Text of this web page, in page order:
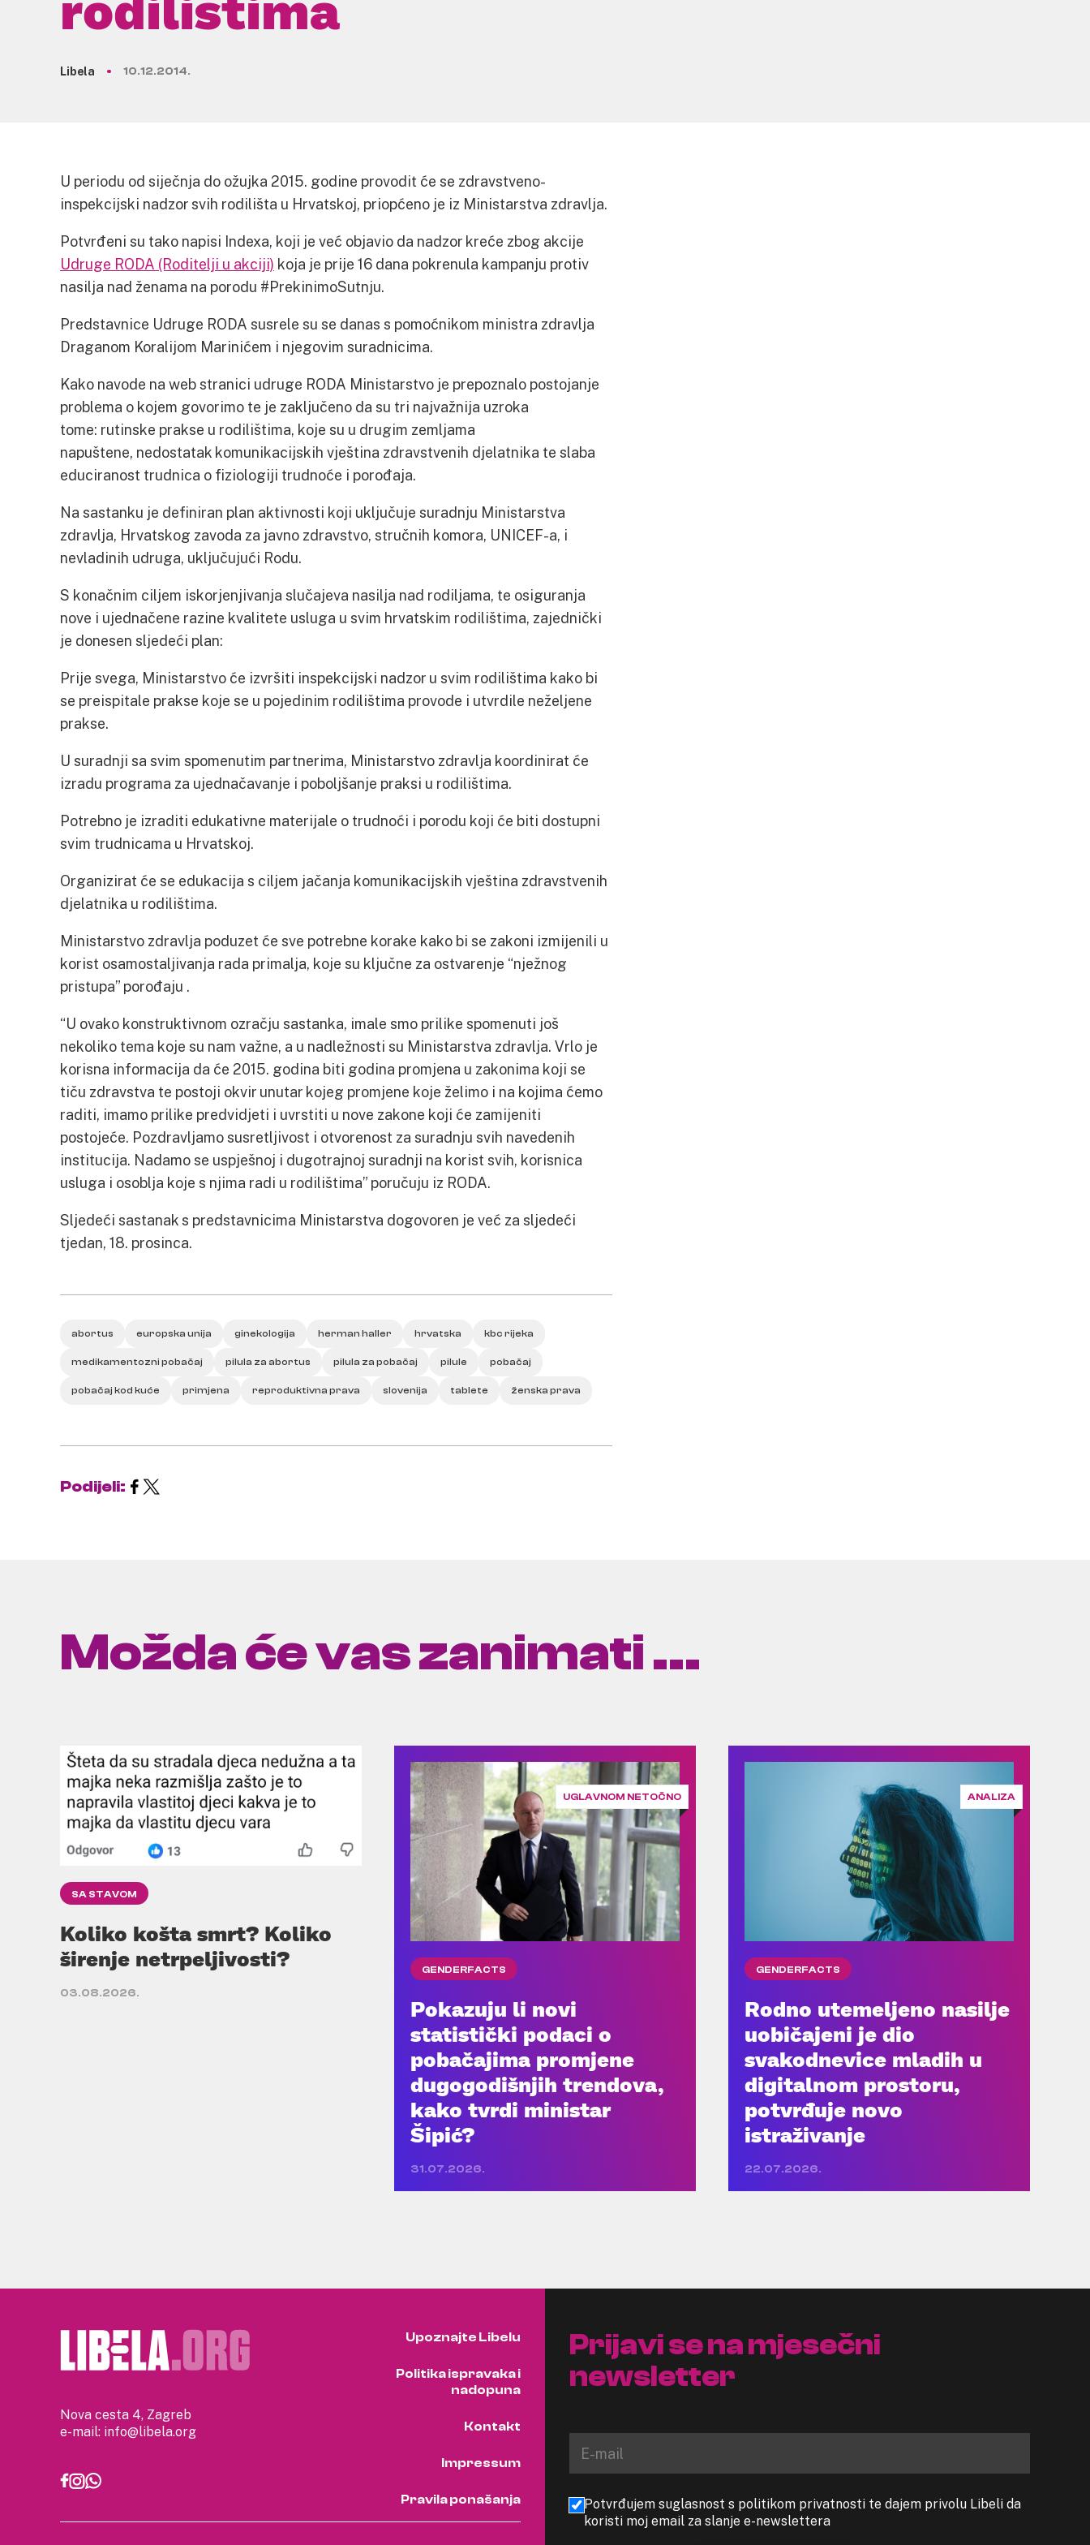
Libela 10.12.2014.
U periodu od siječnja do ožujka 2015. godine provodit će se zdravstveno-
inspekcijski nadzor svih rodilišta u Hrvatskoj, priopćeno je iz Ministarstva zdravlja.
Potvrđeni su tako napisi Indexa, koji je već objavio da nadzor kreće zbog akcije
Udruge RODA (Roditelji u akciji) koja je prije 16 dana pokrenula kampanju protiv
nasilja nad ženama na porodu #‪‎PrekinimoSutnju‬.
Predstavnice Udruge RODA susrele su se danas s pomoćnikom ministra zdravlja
Draganom Koralijom Marinićem i njegovim suradnicima.
Kako navode na web stranici udruge RODA Ministarstvo je prepoznalo postojanje
problema o kojem govorimo te je zaključeno da su tri najvažnija uzroka
tome: rutinske prakse u rodilištima, koje su u drugim zemljama
napuštene, nedostatak komunikacijskih vještina zdravstvenih djelatnika te slaba
educiranost trudnica o fiziologiji trudnoće i porođaja.
Na sastanku je definiran plan aktivnosti koji uključuje suradnju Ministarstva
zdravlja, Hrvatskog zavoda za javno zdravstvo, stručnih komora, UNICEF-a, i
nevladinih udruga, uključujući Rodu.
S konačnim ciljem iskorjenjivanja slučajeva nasilja nad rodiljama, te osiguranja
nove i ujednačene razine kvalitete usluga u svim hrvatskim rodilištima, zajednički
je donesen sljedeći plan:
Prije svega, Ministarstvo će izvršiti inspekcijski nadzor u svim rodilištima kako bi
se preispitale prakse koje se u pojedinim rodilištima provode i utvrdile neželjene
prakse.
U suradnji sa svim spomenutim partnerima, Ministarstvo zdravlja koordinirat će
izradu programa za ujednačavanje i poboljšanje praksi u rodilištima.
Potrebno je izraditi edukativne materijale o trudnoći i porodu koji će biti dostupni
svim trudnicama u Hrvatskoj.
Organizirat će se edukacija s ciljem jačanja komunikacijskih vještina zdravstvenih
djelatnika u rodilištima.
Ministarstvo zdravlja poduzet će sve potrebne korake kako bi se zakoni izmijenili u
korist osamostaljivanja rada primalja, koje su ključne za ostvarenje “nježnog
pristupa” porođaju .
“U ovako konstruktivnom ozračju sastanka, imale smo prilike spomenuti još
nekoliko tema koje su nam važne, a u nadležnosti su Ministarstva zdravlja. Vrlo je
korisna informacija da će 2015. godina biti godina promjena u zakonima koji se
tiču zdravstva te postoji okvir unutar kojeg promjene koje želimo i na kojima ćemo
raditi, imamo prilike predvidjeti i uvrstiti u nove zakone koji će zamijeniti
postojeće. Pozdravljamo susretljivost i otvorenost za suradnju svih navedenih
institucija. Nadamo se uspješnoj i dugotrajnoj suradnji na korist svih, korisnica
usluga i osoblja koje s njima radi u rodilištima” poručuju iz RODA.
Sljedeći sastanak s predstavnicima Ministarstva dogovoren je već za sljedeći
tjedan, 18. prosinca.
abortus europska unija ginekologija herman haller hrvatska kbc rijeka
medikamentozni pobačaj pilula za abortus pilula za pobačaj pilule pobačaj
pobačaj kod kuće primjena reproduktivna prava slovenija tablete ženska prava
Podijeli:
Možda će vas zanimati ...
SA STAVOM
Koliko košta smrt? Koliko
širenje netrpeljivosti?
03.08.2026.
UGLAVNOM NETOČNO
GENDERFACTS
Pokazuju li novi
statistički podaci o
pobačajima promjene
dugogodišnjih trendova,
kako tvrdi ministar
Šipić?
31.07.2026.
ANALIZA
GENDERFACTS
Rodno utemeljeno nasilje
uobičajeni je dio
svakodnevice mladih u
digitalnom prostoru,
potvrđuje novo
istraživanje
22.07.2026.
Nova cesta 4, Zagreb
e-mail: info@libela.org
Upoznajte Libelu
Politika ispravaka i
nadopuna
Kontakt
Impressum
Pravila ponašanja
Prijavi se na mjesečni
newsletter
Potvrđujem suglasnost s politikom privatnosti te dajem privolu Libeli da
koristi moj email za slanje e-newslettera